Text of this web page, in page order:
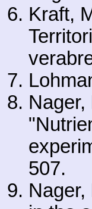
Kraft,
507.